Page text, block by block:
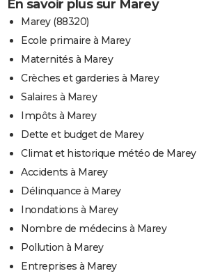
En savoir plus sur Marey
Marey (88320)
Ecole primaire à Marey
Maternités à Marey
Crèches et garderies à Marey
Salaires à Marey
Impôts à Marey
Dette et budget de Marey
Climat et historique météo de Marey
Accidents à Marey
Délinquance à Marey
Inondations à Marey
Nombre de médecins à Marey
Pollution à Marey
Entreprises à Marey